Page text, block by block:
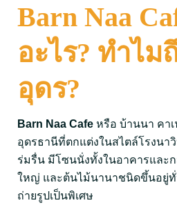
Barn Naa
อะไร? ทำไม
อุดร?
Barn Naa Cafe หรือ บ้านนา คา
อุดรธานีที่ตกแต่งในสไตล์โรงนา
ร่มรื่น มีโซนนั่งทั้งในอาคารและ
ใหญ่ และต้นไม้นานาชนิดขึ้นอยู่ทั่
ถ่ายรูปเป็นพิเศษ